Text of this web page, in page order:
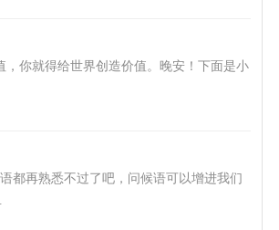
你就得给世界创造价值。晚安！下面是小
都再熟悉不过了吧，问候语可以增进我们